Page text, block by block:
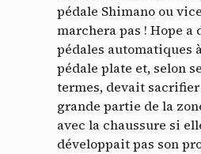
pédale Shimano ou
marchera pas ! Hope a
pédales automatiques
pédale plate et, selon
termes, devait
grande partie de la
avec la chaussure si
développait pas son